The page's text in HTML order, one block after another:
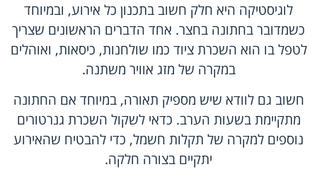
לוגיסטיקה היא חלק חשוב בתכנון כל אירוע, ובמיוחד
כשמדובר בחתונה בחצר. אחד הדברים הראשונים שצריך
לטפל בו הוא השכרת ציוד כמו שולחנות, כיסאות, ואוהלים
במקרה של מזג אוויר משתנה.
חשוב גם לוודא שיש מספיק תאורה, במיוחד אם החתונה
מתקיימת בשעות הערב. כדאי לשקול השכרת גנרטורים
נוספים למקרה של תקלות חשמל, כדי להבטיח שהאירוע
יתקיים בצורה חלקה.